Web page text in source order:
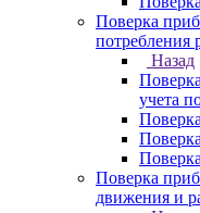
Поверка
потребления
Назад
учета
Поверка
движения и